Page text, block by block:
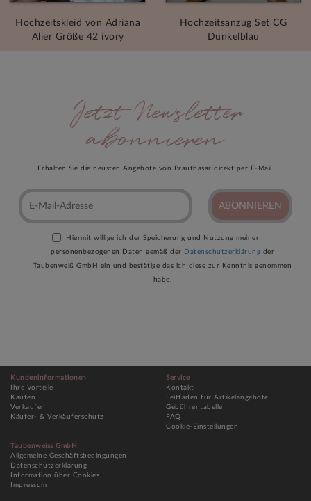
Hochzeitskleid von Adriana
Alier Größe 42 ivory
Hochzeitsanzug Set CG
Dunkelblau
Jetzt Newsletter
abonnieren
Erhalten Sie die neusten Angebote von Brautbasar direkt per E-Mail.
ABONNIEREN
Hiermit willige ich der Speicherung und Nutzung meiner
personenbezogenen Daten gemäß der Datenschutzerklärung der
Taubenweiß GmbH ein und bestätige das ich diese zur Kenntnis genommen
habe.
Kundeninformationen
Ihre Vorteile
Kaufen
Verkaufen
Käufer- & Verkäuferschutz
Service
Kontakt
Leitfaden für Artikelangebote
Gebührentabelle
FAQ
Cookie-Einstellungen
Taubenweiss GmbH
Allgemeine Geschäftsbedingungen
Datenschutzerklärung
Information über Cookies
Impressum